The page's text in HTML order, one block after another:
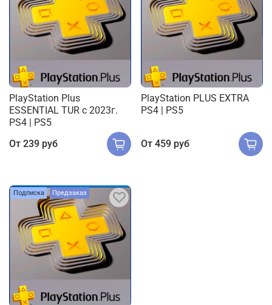
PlayStation Plus
ESSENTIAL TUR с 2023г.
PS4 | PS5
От 239 руб
PlayStation PLUS EXTRA
PS4 | PS5
От 459 руб
Подписка Предзаказ